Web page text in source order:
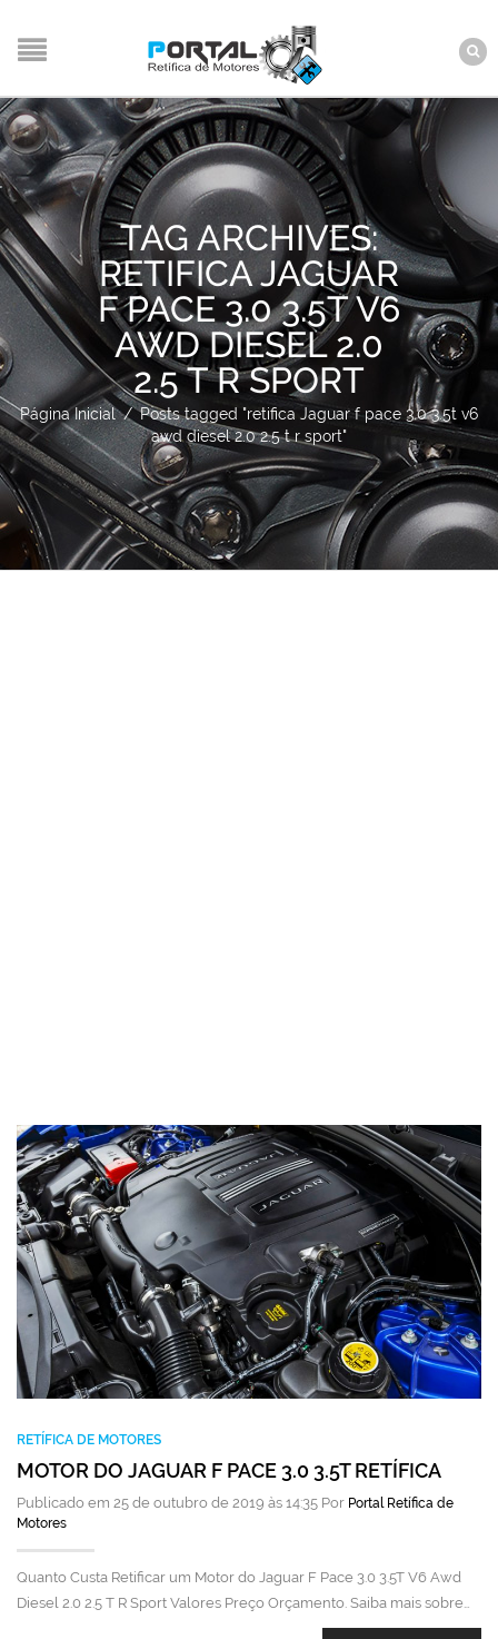
TAG ARCHIVES:
RETIFICA JAGUAR
F PACE 3.0 3.5T V6
AWD DIESEL 2.0
2.5 T R SPORT
Página Inicial / Posts tagged "retifica Jaguar f pace 3.0 3.5t v6
awd diesel 2.0 2.5 t r sport"
RETÍFICA DE MOTORES
MOTOR DO JAGUAR F PACE 3.0 3.5T RETÍFICA
Publicado em 25 de outubro de 2019 às 14:35 Por Portal Retífica de
Motores
Quanto Custa Retificar um Motor do Jaguar F Pace 3.0 3.5T V6 Awd
Diesel 2.0 2.5 T R Sport Valores Preço Orçamento. Saiba mais sobre…